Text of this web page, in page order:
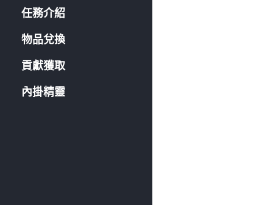
任務介紹
物品兌換
貢獻獲取
內掛精靈